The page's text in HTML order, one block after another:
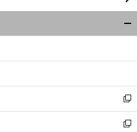
ウ
ィ
ン
ウ
開
く
新
し
い
新